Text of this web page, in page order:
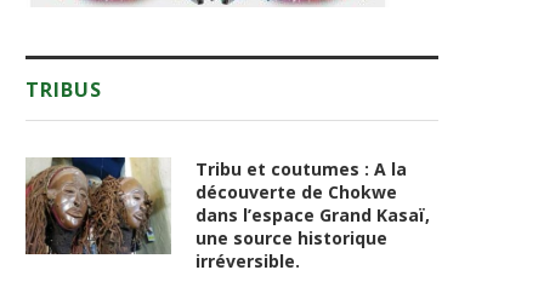
TRIBUS
Tribu et coutumes : A la
découverte de Chokwe
dans l’espace Grand Kasaï,
une source historique
irréversible.